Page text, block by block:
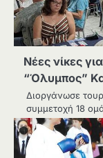
Νέες νίκες
“Όλυμπος”
Διοργάνωσε
συμμετοχή 18